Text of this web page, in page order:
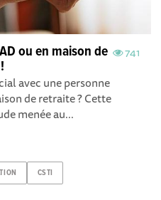
741
ou en maison de
avec une personne
de retraite ? Cette
menée au...
CSTI